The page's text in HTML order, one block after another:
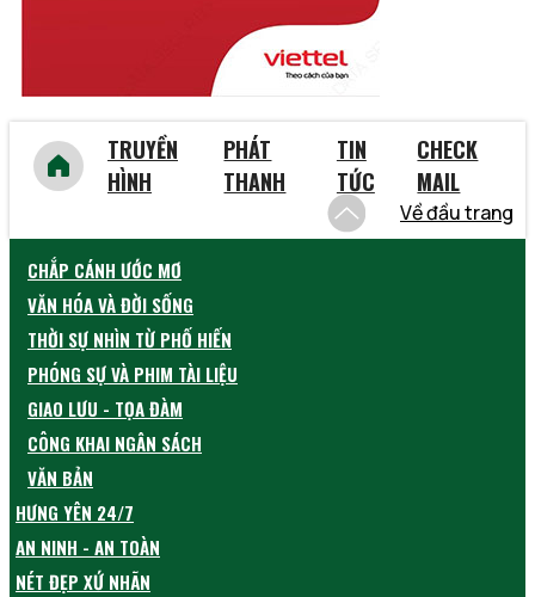
TRUYỀN
HÌNH
PHÁT
THANH
TIN
TỨC
CHECK
MAIL
Về đầu trang
CHẮP CÁNH ƯỚC MƠ
VĂN HÓA VÀ ĐỜI SỐNG
THỜI SỰ NHÌN TỪ PHỐ HIẾN
PHÓNG SỰ VÀ PHIM TÀI LIỆU
GIAO LƯU - TỌA ĐÀM
CÔNG KHAI NGÂN SÁCH
VĂN BẢN
HƯNG YÊN 24/7
AN NINH - AN TOÀN
NÉT ĐẸP XỨ NHÃN